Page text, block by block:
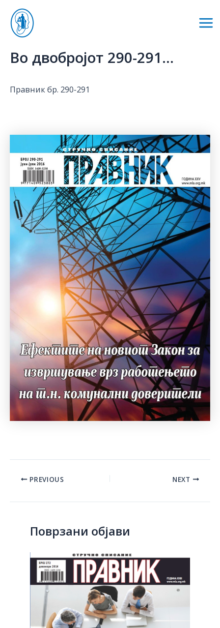
content
Во двобројот 290-291…
Правник бр. 290-291
PostPREVIOUS NEXT
Поврзани објави